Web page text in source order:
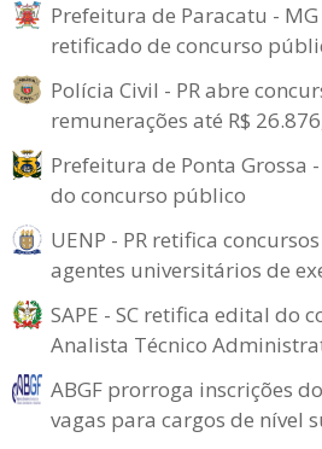
Prefeitura de Paracatu -
retificado de concurso
Polícia Civil - PR abre
remunerações até R$
Prefeitura de Ponta Grossa
do concurso público
UENP - PR retifica
agentes universitários de
SAPE - SC retifica edital do
Analista Técnico
ABGF prorroga inscrições
vagas para cargos de nível